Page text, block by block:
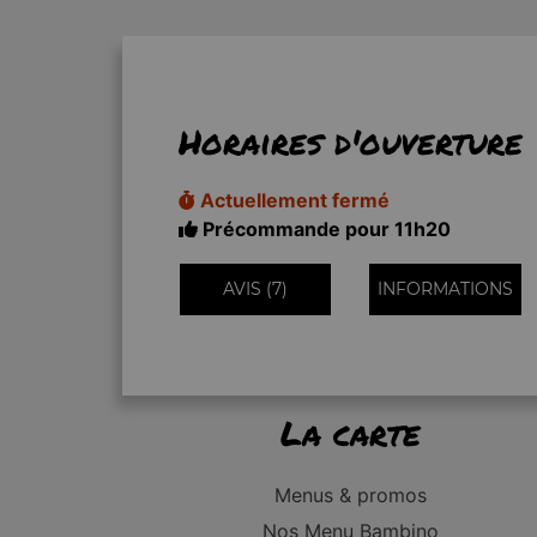
Horaires d'ouverture
Actuellement fermé
Précommande pour 11h20
AVIS (7) INFORMATIONS
La carte
Menus & promos
Nos Menu Bambino